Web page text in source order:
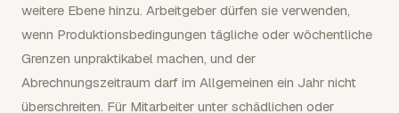
weitere Ebene hinzu. Arbeitgeber dürfen sie verwenden,
wenn Produktionsbedingungen tägliche oder wöchentliche
Grenzen unpraktikabel machen, und der
Abrechnungszeitraum darf im Allgemeinen ein Jahr nicht
überschreiten. Für Mitarbeiter unter schädlichen oder